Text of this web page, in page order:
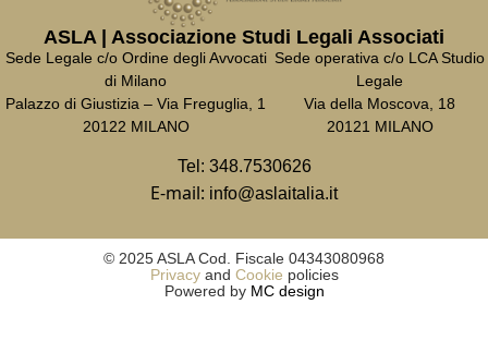
ASLA | Associazione Studi Legali Associati
Sede Legale c/o Ordine degli Avvocati
di Milano
Palazzo di Giustizia – Via Freguglia, 1
20122 MILANO
Sede operativa c/o LCA Studio
Legale
Via della Moscova, 18
20121 MILANO
Tel: 348.7530626
E-mail: info@aslaitalia.it
© 2025 ASLA Cod. Fiscale 04343080968
Privacyand Cookie policies
Powered by MC design